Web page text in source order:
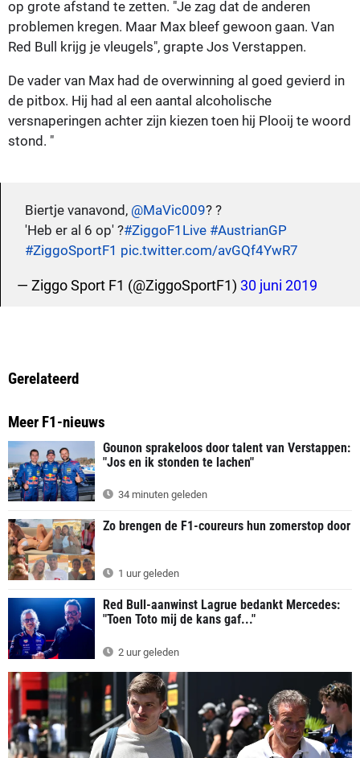
op grote afstand te zetten. "Je zag dat de anderen
problemen kregen. Maar Max bleef gewoon gaan. Van
Red Bull krijg je vleugels", grapte Jos Verstappen.
De vader van Max had de overwinning al goed gevierd in
de pitbox. Hij had al een aantal alcoholische
versnaperingen achter zijn kiezen toen hij Plooij te woord
stond. "
Biertje vanavond, @MaVic009? ?
'Heb er al 6 op' ?#ZiggoF1Live #AustrianGP
#ZiggoSportF1 pic.twitter.com/avGQf4YwR7
— Ziggo Sport F1 (@ZiggoSportF1) 30 juni 2019
Gerelateerd
Meer F1-nieuws
Gounon sprakeloos door talent van Verstappen:
"Jos en ik stonden te lachen"
34 minuten geleden
Zo brengen de F1-coureurs hun zomerstop door
1 uur geleden
Red Bull-aanwinst Lagrue bedankt Mercedes:
"Toen Toto mij de kans gaf..."
2 uur geleden